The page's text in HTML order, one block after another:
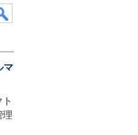
マ
理